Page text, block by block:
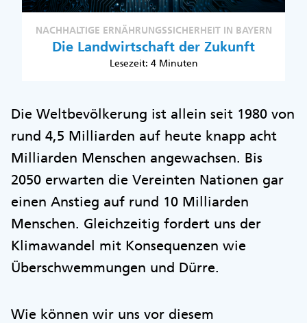
NACHHALTIGE ERNÄHRUNGSSICHERHEIT IN BAYERN
Die Landwirtschaft der Zukunft
Lesezeit: 4 Minuten
Die Weltbevölkerung ist allein seit 1980 von
rund 4,5 Milliarden auf heute knapp acht
Milliarden Menschen angewachsen. Bis
2050 erwarten die Vereinten Nationen gar
einen Anstieg auf rund 10 Milliarden
Menschen. Gleichzeitig fordert uns der
Klimawandel mit Konsequenzen wie
Überschwemmungen und Dürre.
Wie können wir uns vor diesem